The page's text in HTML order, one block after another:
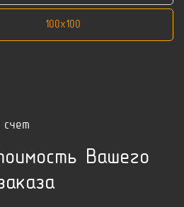
100x100
Вашего